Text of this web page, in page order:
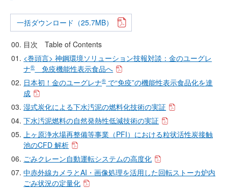
一括ダウンロード（25.7MB）
目次 Table of Contents
<巻頭言> 神鋼環境ソリューション技報対談：金のユーグレ
ナ®免疫機能性表示食品へ
日本初！金のユーグレナ®で“免疫”の機能性表示食品化を達
成
湿式炭化による下水汚泥の燃料化技術の実証
下水汚泥燃料の自然発熱性低減技術の実証
上ヶ原浄水場再整備等事業（PFI）における粒状活性炭接触
池のCFD 解析
ごみクレーン自動運転システムの高度化
中赤外線カメラとAI・画像処理を活用した回転ストーカ炉内
ごみ状況の定量化